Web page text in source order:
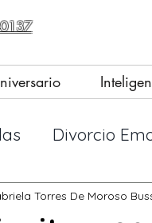
Divorcio
en principios
Torres De Moroso